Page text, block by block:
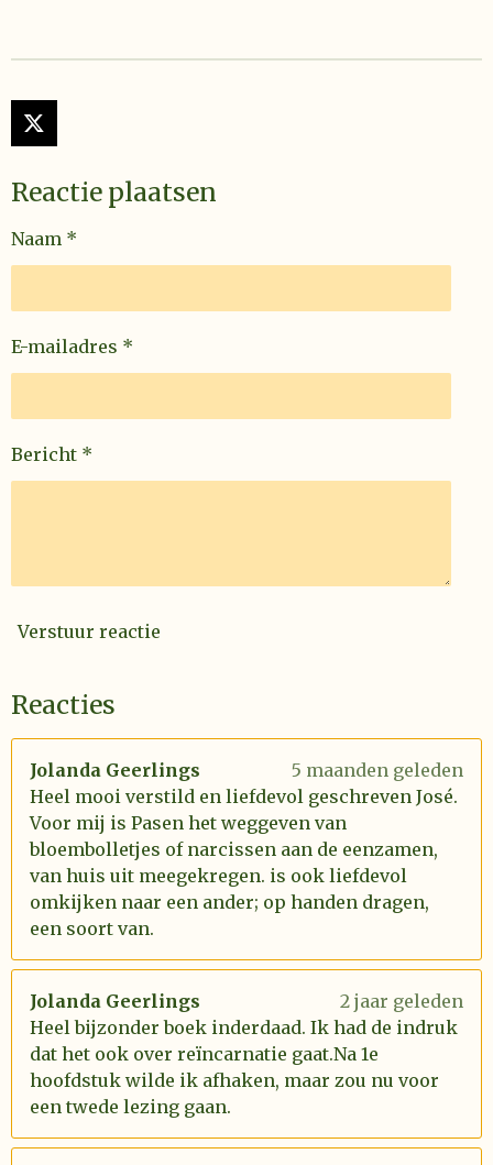
X
Reactie plaatsen
Naam *
E-mailadres *
Bericht *
Verstuur reactie
Reacties
Jolanda Geerlings
5 maanden geleden
Heel mooi verstild en liefdevol geschreven José.
Voor mij is Pasen het weggeven van
bloembolletjes of narcissen aan de eenzamen,
van huis uit meegekregen. is ook liefdevol
omkijken naar een ander; op handen dragen,
een soort van.
Jolanda Geerlings
2 jaar geleden
Heel bijzonder boek inderdaad. Ik had de indruk
dat het ook over reïncarnatie gaat.Na 1e
hoofdstuk wilde ik afhaken, maar zou nu voor
een twede lezing gaan.